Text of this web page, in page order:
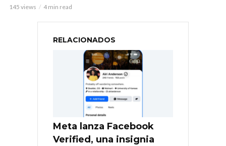
145 views 4 min read
RELACIONADOS
Meta lanza Facebook
Verified, una insignia